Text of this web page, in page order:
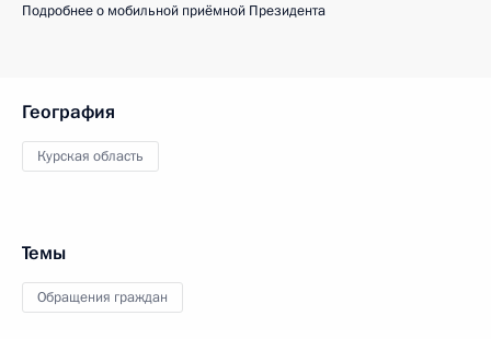
Подробнее о мобильной приёмной Президента
География
Курская область
Темы
Обращения граждан